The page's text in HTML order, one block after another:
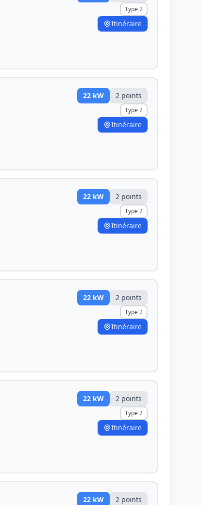
Type 2
Itinéraire
22 kW 2 points
Type 2
Itinéraire
22 kW 2 points
Type 2
Itinéraire
22 kW 2 points
Type 2
Itinéraire
22 kW 2 points
Type 2
Itinéraire
22 kW 2 points